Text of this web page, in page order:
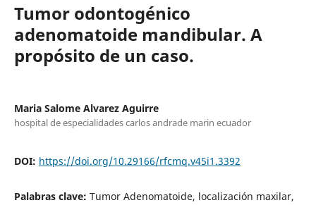
Tumor odontogénico
adenomatoide mandibular. A
propósito de un caso.
Maria Salome Alvarez Aguirre
hospital de especialidades carlos andrade marin ecuador
DOI: https://doi.org/10.29166/rfcmq.v45i1.3392
Palabras clave: Tumor Adenomatoide, localización maxilar,